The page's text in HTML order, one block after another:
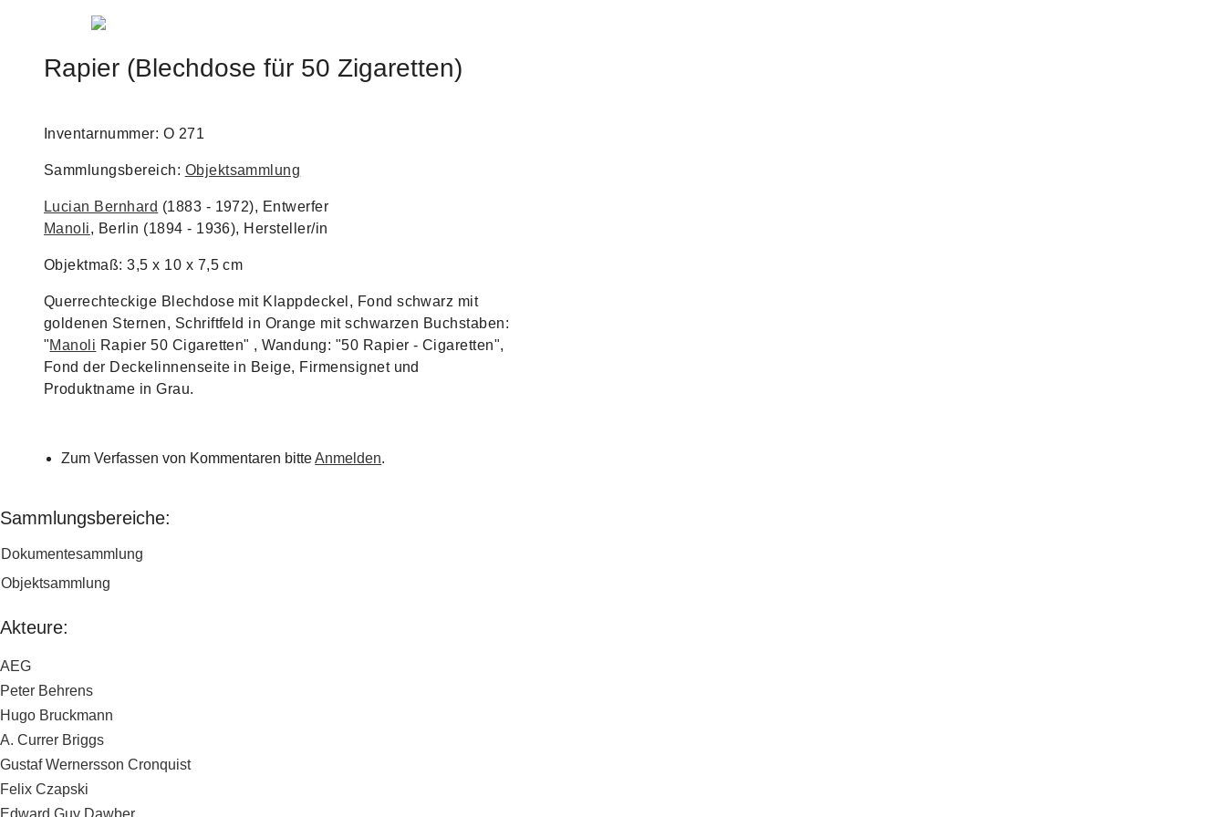
Jump to navigation
Rapier (Blechdose für 50 Zigaretten)
Inventarnummer: O 271
Sammlungsbereich: Objektsammlung
Lucian Bernhard (1883 - 1972), Entwerfer
Manoli, Berlin (1894 - 1936), Hersteller/in
Objektmaß: 3,5 x 10 x 7,5 cm
Querrechteckige Blechdose mit Klappdeckel, Fond schwarz mit
goldenen Sternen, Schriftfeld in Orange mit schwarzen Buchstaben:
"Manoli Rapier 50 Cigaretten" , Wandung: "50 Rapier - Cigaretten",
Fond der Deckelinnenseite in Beige, Firmensignet und
Produktname in Grau.
Zum Verfassen von Kommentaren bitteAnmelden.
Sammlungsbereiche:
Dokumentesammlung
Objektsammlung
Akteure:
AEG
Peter Behrens
Hugo Bruckmann
A. Currer Briggs
Gustaf Wernersson Cronquist
Felix Czapski
Edward Guy Dawber